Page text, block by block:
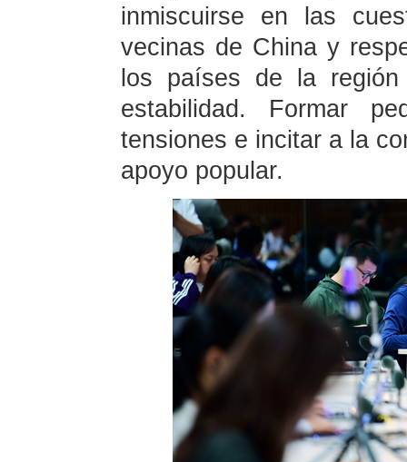
inmiscuirse en las
vecinas de China y
los países de la
estabilidad. Formar
tensiones e incitar a la
apoyo popular.